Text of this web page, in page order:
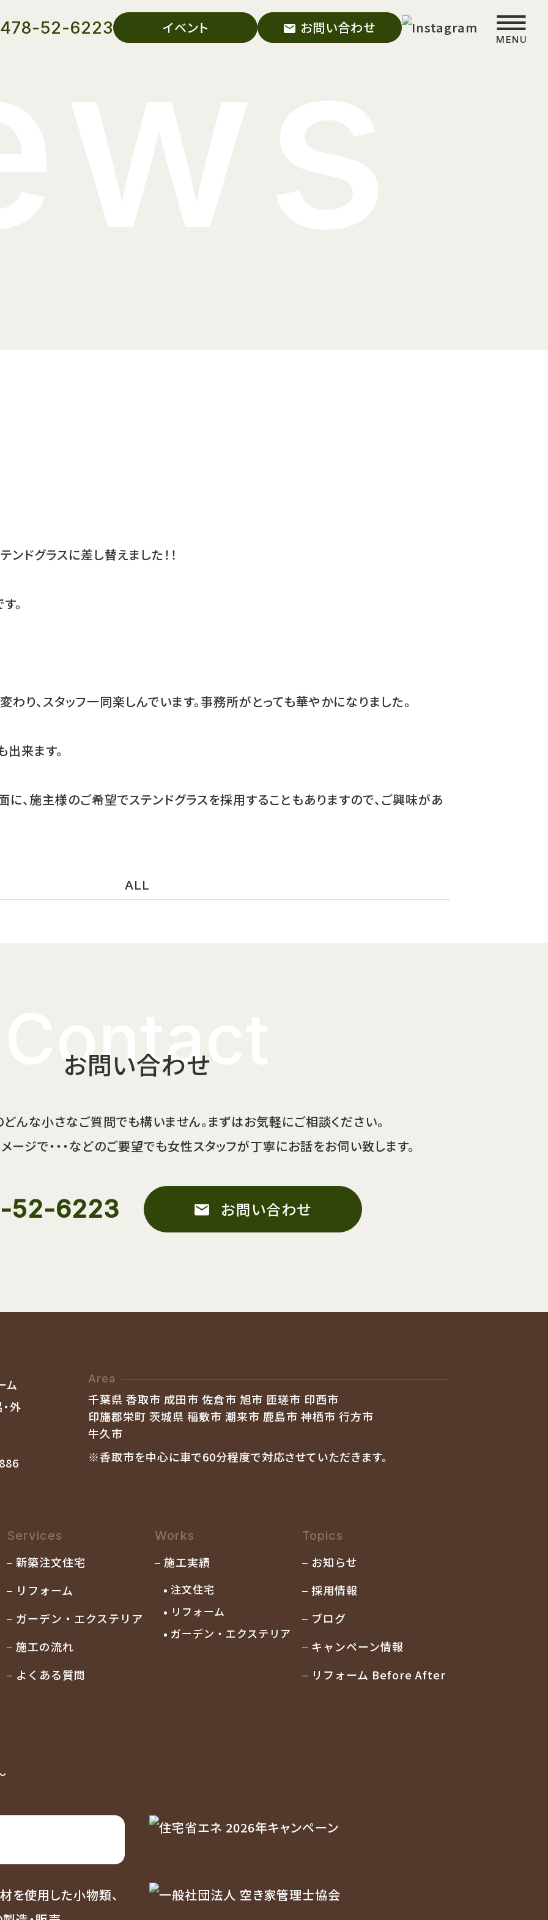
52-6223 イベント お問い合わせ
ドグラスに差し替えました！！
。
り、スタッフ一同楽しんでいます。事務所がとっても華やかになりました。
来ます。
、施主様のご希望でステンドグラスを採用することもありますので、ご興味があ
ALL
Contact
お問い合わせ
どんな小さなご質問でも構いません。まずはお気軽にご相談ください。
ージで・・・などのご要望でも女性スタッフが丁寧にお話をお伺い致します。
52-6223 お問い合わせ
Area
千葉県 香取市 成田市 佐倉市 旭市 匝瑳市 印西市
印旛郡栄町 茨城県 稲敷市 潮来市 鹿島市 神栖市 行方市
牛久市
※香取市を中心に車で60分程度で対応させていただきます。
Services
新築注文住宅
リフォーム
ガーデン・エクステリア
施工の流れ
よくある質問
Works
施工実績
注文住宅
リフォーム
ガーデン・ エクステリア
Topics
お知らせ
採用情報
ブログ
キャンペーン情報
リフォーム Before After